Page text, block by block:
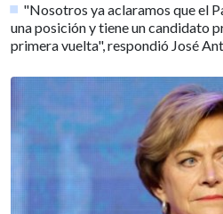
"Nosotros ya aclaramos que el
una posición y tiene un candidato
primera vuelta", respondió José